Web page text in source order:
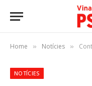
Home » Notícies »
NOTÍCIES